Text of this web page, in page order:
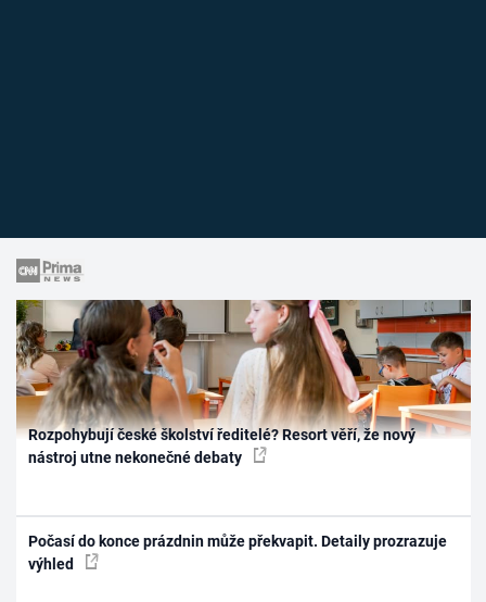
Rozpohybují české školství ředitelé? Resort věří, že nový
nástroj utne nekonečné debaty
Počasí do konce prázdnin může překvapit. Detaily prozrazuje
výhled